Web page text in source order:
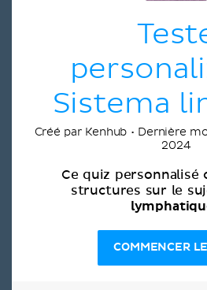
Sistema
Créé par Kenhub • Dernière
2024
Ce quiz personnalisé
structures sur le
COMMENCER